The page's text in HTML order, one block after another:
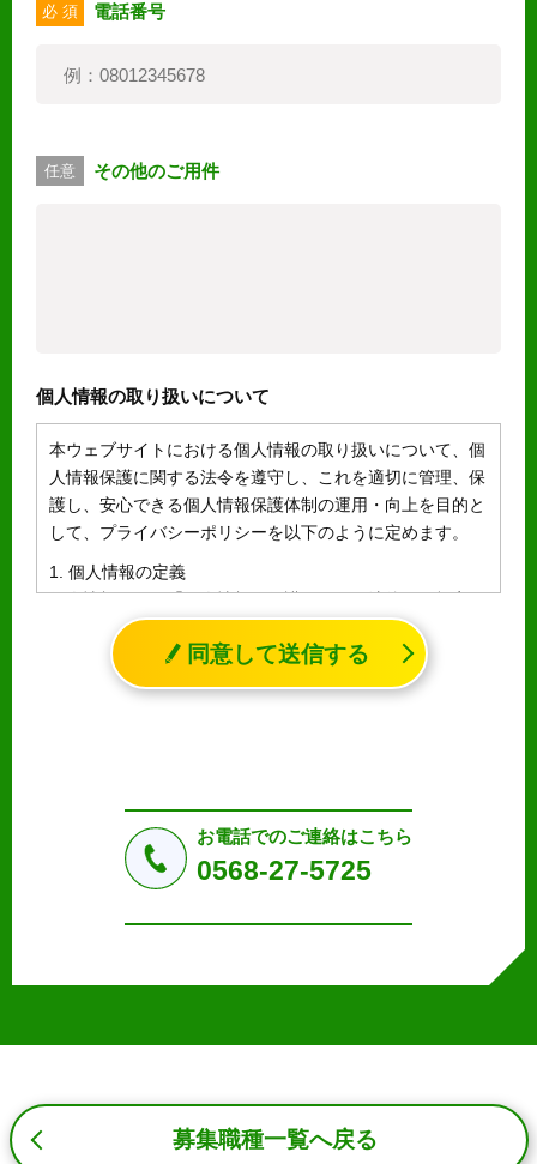
必 須 電話番号
任意 その他のご用件
個人情報の取り扱いについて
本ウェブサイトにおける個人情報の取り扱いについて、個
人情報保護に関する法令を遵守し、これを適切に管理、保
護し、安心できる個人情報保護体制の運用・向上を目的と
して、プライバシーポリシーを以下のように定めます。
1. 個人情報の定義
個人情報とは、「個人情報の保護に関する法律」に規定さ
れる生存する個人に関する情報であって、氏名、生年月日
その他の記述等により特定の個人を識別することができる
情報（個人識別情報）を指します。
a.応募者等からのお問い合わせに対応・管理するため
b.本ウェブサイトにおけるサービスの提供・運用のため
3. プライバシー尊重
4. 法令等の遵守
応募者等の個人情報の取得、利用その他一切の取り扱いに
同意して送信する
お電話でのご連絡はこちら
0568-27-5725
募集職種一覧へ戻る